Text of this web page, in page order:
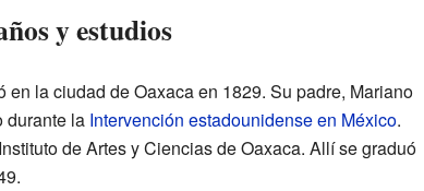
y estudios
en la ciudad de Oaxaca en 1829. Su padre, Mariano
durante la Intervención estadounidense en México.
de Artes y Ciencias de Oaxaca. Allí se graduó